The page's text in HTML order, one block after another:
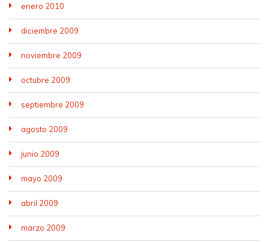
enero 2010
diciembre 2009
noviembre 2009
octubre 2009
septiembre 2009
agosto 2009
junio 2009
mayo 2009
abril 2009
marzo 2009